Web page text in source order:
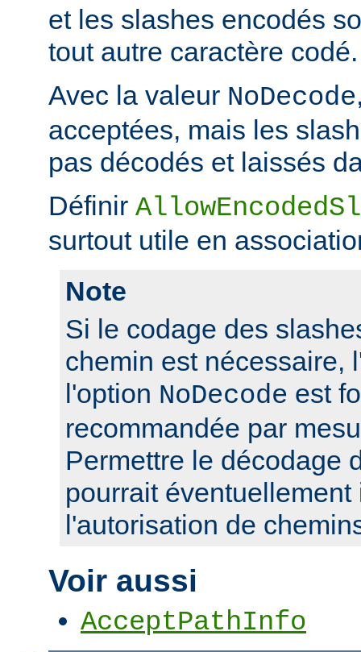
et les slashes encodés
tout autre caractère codé.
Avec la valeur NoDecode
acceptées, mais les
pas décodés et laissés
Définir
surtout utile en
Note
Si le codage des
chemin est nécessaire,
l'option NoDecode est
recommandée par
Permettre le décodage
pourrait éventuellement
l'autorisation de
Voir aussi
AcceptPathInfo